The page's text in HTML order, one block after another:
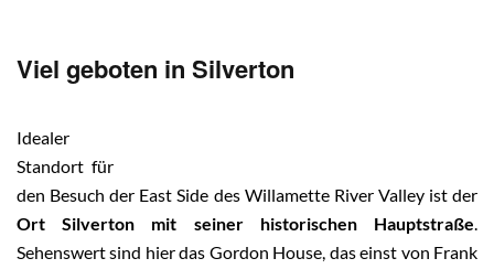
Viel geboten in Silverton
Idealer
Standort für
den Besuch der East Side des Willamette River Valley ist der
Ort Silverton mit seiner historischen Hauptstraße.
Sehenswert sind hier das Gordon House, das einst von Frank